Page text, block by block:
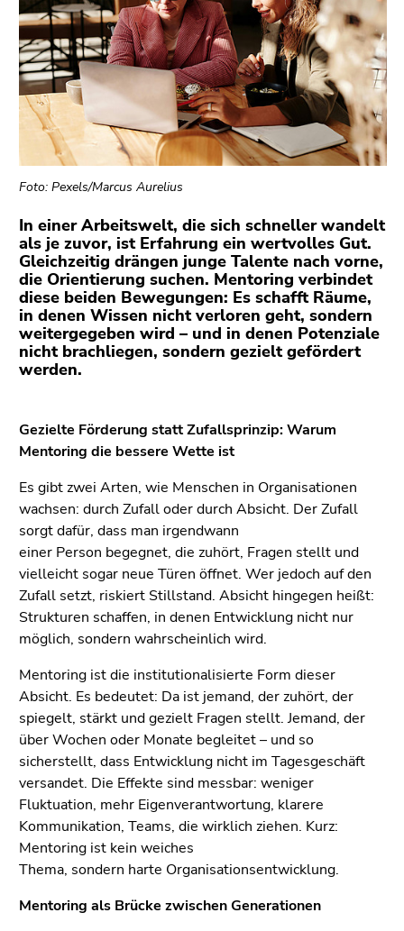
Sie diesen
Link.
Zum
Inhalt
(Zugriffstaste
Zur
Positionsanzeige
(Zugriffstaste
2)
Zur
Hauptnavigation
(Zugriffstaste
3)
Zu
den
(Zugriffstaste
8)
Foto: Pexels/Marcus Aurelius
In einer Arbeitswelt, die sich schneller wandelt
als je zuvor, ist Erfahrung ein wertvolles Gut.
Gleichzeitig drängen junge Talente nach vorne,
die Orientierung suchen. Mentoring verbindet
diese beiden Bewegungen: Es schafft Räume,
in denen Wissen nicht verloren geht, sondern
weitergegeben wird – und in denen Potenziale
nicht brachliegen, sondern gezielt gefördert
werden.
Gezielte Förderung statt Zufallsprinzip: Warum
Mentoring die bessere Wette ist
Es gibt zwei Arten, wie Menschen in Organisationen
wachsen: durch Zufall oder durch Absicht. Der Zufall
sorgt dafür, dass man irgendwann
einer Person begegnet, die zuhört, Fragen stellt und
vielleicht sogar neue Türen öffnet. Wer jedoch auf den
Zufall setzt, riskiert Stillstand. Absicht hingegen heißt:
Strukturen schaffen, in denen Entwicklung nicht nur
möglich, sondern wahrscheinlich wird.
Mentoring ist die institutionalisierte Form dieser
Absicht. Es bedeutet: Da ist jemand, der zuhört, der
spiegelt, stärkt und gezielt Fragen stellt. Jemand, der
über Wochen oder Monate begleitet – und so
sicherstellt, dass Entwicklung nicht im Tagesgeschäft
versandet. Die Effekte sind messbar: weniger
Fluktuation, mehr Eigenverantwortung, klarere
Kommunikation, Teams, die wirklich ziehen. Kurz:
Mentoring ist kein weiches
Thema, sondern harte Organisationsentwicklung.
Mentoring als Brücke zwischen Generationen